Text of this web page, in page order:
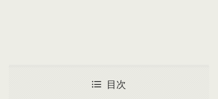
目次